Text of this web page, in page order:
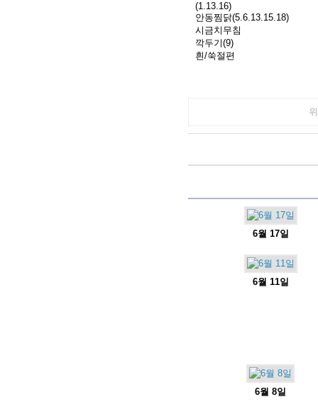
(1.13.16)
안동찜닭(5.6.13.15.18)
시금치무침
깍두기(9)
흰/쑥절편
6월 17일
6월 11일
6월 8일